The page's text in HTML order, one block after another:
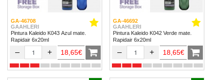
GA-46708
GAAHLERI
Pintura Kaleido K043 Azul mate.
Rapidair 6x20ml
– + 18,65€
GA-46692
GAAHLERI
Pintura Kaleido K042 Verde mate.
Rapidair 6x20ml
– + 18,65€